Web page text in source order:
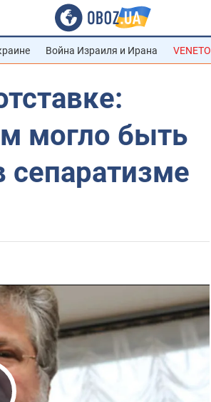
Война Израиля и Ирана VENETO
могло быть
сепаратизме